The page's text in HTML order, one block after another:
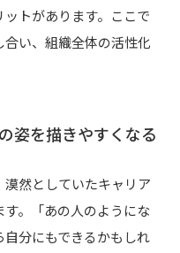
トがあります。ここで
い、組織全体の活性化
姿を描きやすくなる
然としていたキャリア
。「あの人のようにな
分にもできるかもしれ